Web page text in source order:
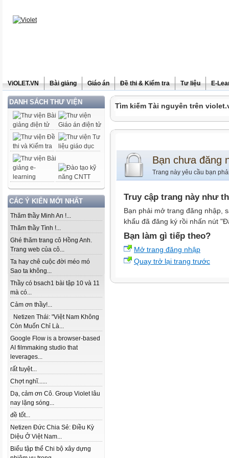
ViOLET.VN Bài giảng Giáo án Đề thi & Kiểm tra Tư liệu E-
DANH SÁCH THƯ VIỆN
CÁC Ý KIẾN MỚI NHẤT
Thăm thầy Minh An !...
Thăm thầy Tình !...
Ghé thăm trang cô Hồng Anh.
Trang web của cô...
Ta hay chê cuộc đời méo mó
Sao ta không...
Thầy có bsach1 bài tập 10 và 11
mà có...
Cảm ơn thầy!...
Netizen Thái: "Việt Nam Không
Còn Muốn Chỉ Là...
Google Flow is a browser-based
AI filmmaking studio that
leverages...
rất tuyệt...
Chợt nghĩ......
Dạ, cảm ơn Cô. Group Violet lâu
nay lặng sóng...
đề tốt...
Netizen Đức Chia Sẻ: Điều Kỳ
Diệu Ở Việt Nam...
Biểu tập thể Chi bộ xây dựng
Tìm kiếm Tài nguyên trên
Bạn chưa đăng
Trang này yêu cầu bạn
Truy cập trang này như
Bạn phải mở trang đăng nhập,
khẩu đã đăng ký rồi nhấn nút
Bạn làm gì tiếp theo?
Mở trang đăng nhập
Quay trở lại trang trước